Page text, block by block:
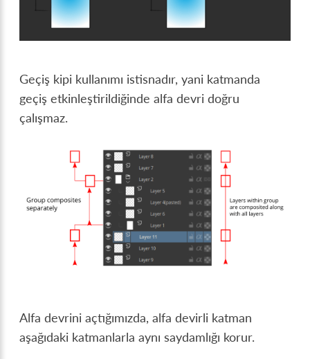
Geçiş kipi kullanımı istisnadır, yani katmanda
geçiş etkinleştirildiğinde alfa devri doğru
çalışmaz.
Alfa devrini açtığımızda, alfa devirli katman
aşağıdaki katmanlarla aynı saydamlığı korur.